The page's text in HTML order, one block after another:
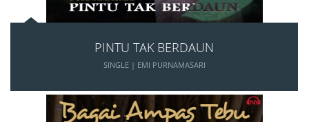
PINTU TAK BERDAUN
SINGLE | EMI PURNAMASARI